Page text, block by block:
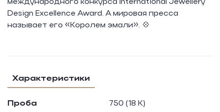
Характеристики
Проба 750 (18 K)
международного конкурса Intеrnаtiоnаl Jеwеllеry
Dеsign Ехсеllеnсе Аwаrd. А мировая пресса
называет его «Королем эмали». 💠